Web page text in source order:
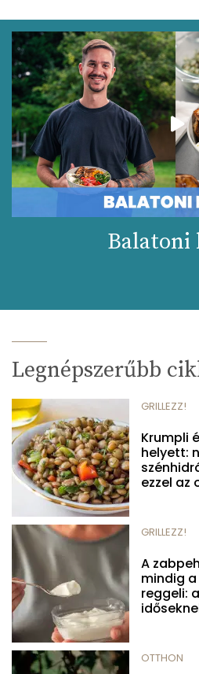
Balatoni
Legnépszerűbb
GRILLEZZ!
Krumpli
helyett:
ezzel az
GRILLEZZ!
A
mindig
reggeli:
OTTHON